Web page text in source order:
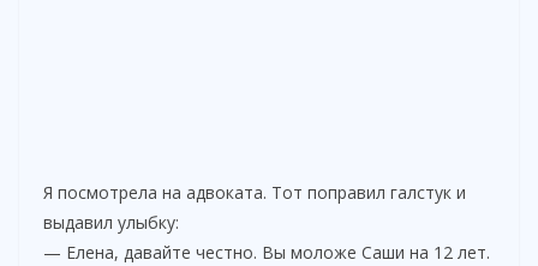
Я посмотрела на адвоката. Тот поправил галстук и
выдавил улыбку:
— Елена, давайте честно. Вы моложе Саши на 12 лет.